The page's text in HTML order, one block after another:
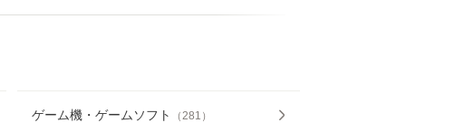
ゲーム機・ゲームソフト （ 281 ）